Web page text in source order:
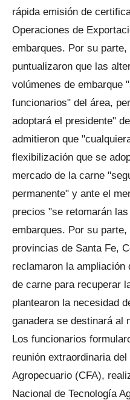
rápida emisión de
Operaciones de
embarques. Por su
puntualizaron que las
volúmenes de embarque
funcionarios" del área,
adoptará el presidente"
admitieron que
flexibilización que se
mercado de la carne
permanente" y ante el
precios "se retomarán
embarques. Por su
provincias de Santa Fe,
reclamaron la
de carne para recuperar
plantearon la necesidad
ganadera se destinará al
Los funcionarios
reunión extraordinaria
Agropecuario (CFA),
Nacional de Tecnología